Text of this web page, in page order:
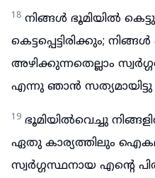
18 നിങ്ങൾ ഭൂമിയിൽ
കെട്ടപ്പെട്ടിരിക്കും;
അഴിക്കുന്നതെല്ലാം
എന്നു ഞാൻ
19 ഭൂമിയിൽവെച്ചു
ഏതു കാര്യത്തിലും
സ്വർഗ്ഗസ്ഥനായ എന്റെ